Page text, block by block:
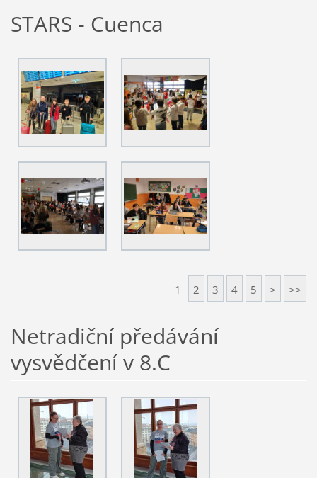
STARS - Cuenca
1 2 3 4 5 > >>
Netradiční předávání
vysvědčení v 8.C